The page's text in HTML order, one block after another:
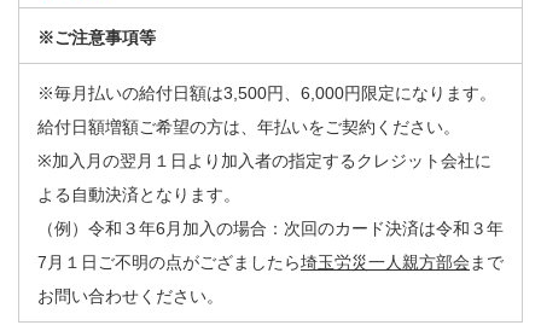
※ご注意事項等
※毎月払いの給付日額は3,500円、6,000円限定になります。
給付日額増額ご希望の方は、年払いをご契約ください。
※加入月の翌月１日より加入者の指定するクレジット会社に
よる自動決済となります。
（例）令和３年6月加入の場合：次回のカード決済は令和３年
7月１日ご不明の点がござましたら埼玉労災一人親方部会 まで
お問い合わせください。